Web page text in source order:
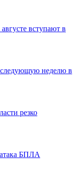
вступают в
следующую неделю в
резко
БПЛА